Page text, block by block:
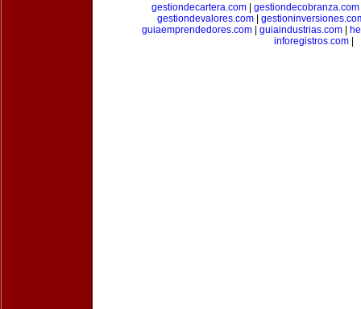
gestiondecartera.com| gestiondecobranza.com
gestiondevalores.com|
guiaemprendedores.com
guiaindustrias.com
inforegistros.com|